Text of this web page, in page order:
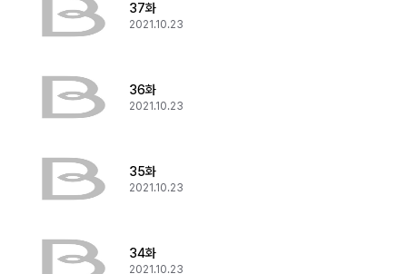
37화
2021.10.23
36화
2021.10.23
35화
2021.10.23
34화
2021.10.23